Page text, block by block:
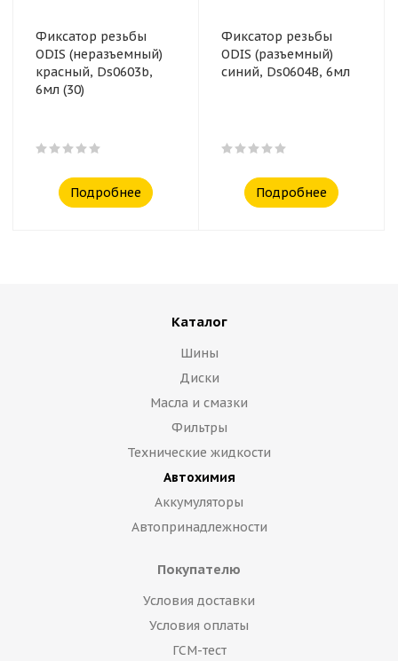
Фиксатор резьбы
ODIS (неразъемный)
красный, Ds0603b,
6мл (30)
Подробнее
Фиксатор резьбы
ODIS (разъемный)
синий, Ds0604B, 6мл
Подробнее
Каталог
Шины
Диски
Масла и смазки
Фильтры
Технические жидкости
Автохимия
Аккумуляторы
Автопринадлежности
Покупателю
Условия доставки
Условия оплаты
ГСМ-тест